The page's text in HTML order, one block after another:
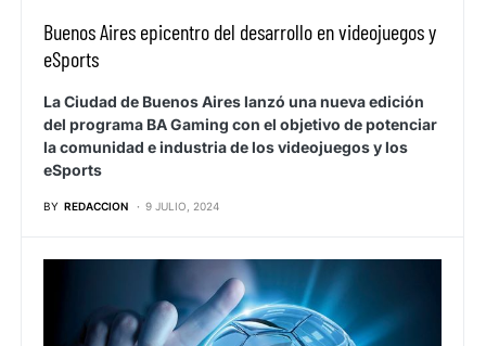
Buenos Aires epicentro del desarrollo en videojuegos y
eSports
La Ciudad de Buenos Aires lanzó una nueva edición
del programa BA Gaming con el objetivo de potenciar
la comunidad e industria de los videojuegos y los
eSports
BY REDACCION 9 JULIO, 2024